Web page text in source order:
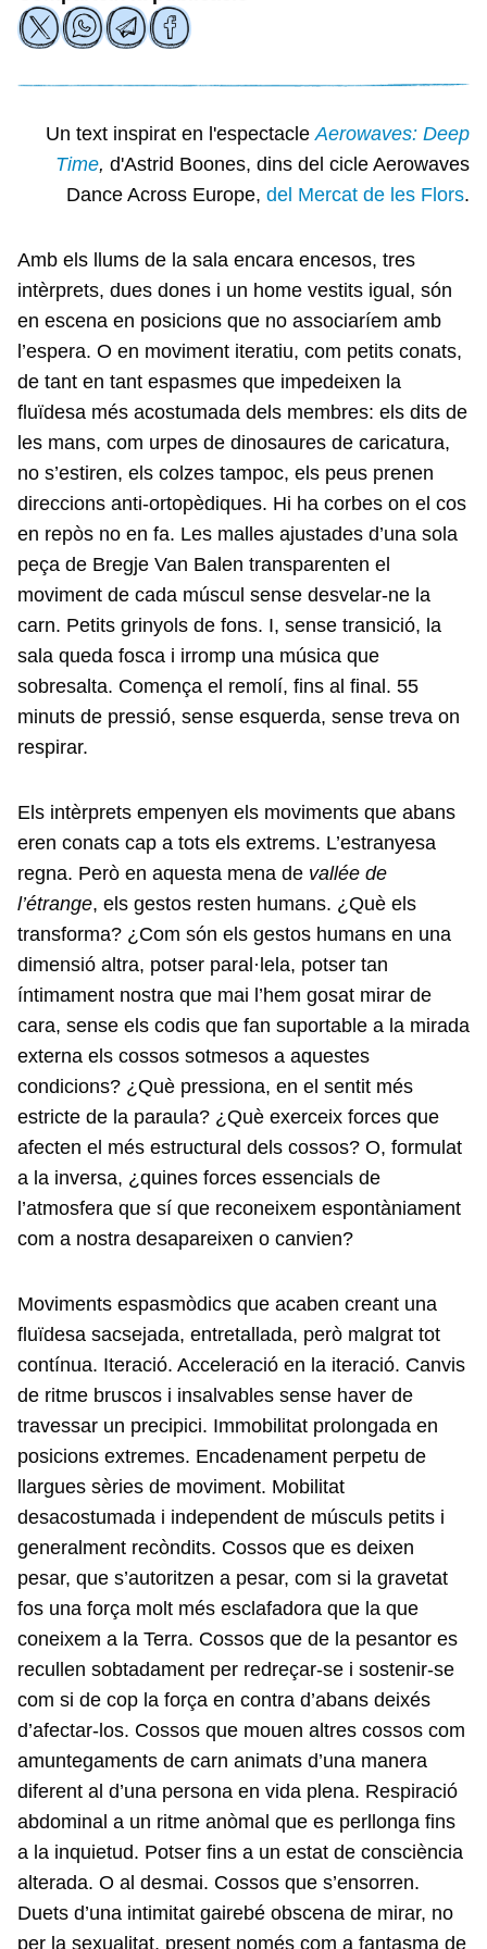
Un text inspirat en l'espectacleAerowaves: Deep
Time, d'Astrid Boones, dins del cicle Aerowaves
Dance Across Europe, del Mercat de les Flors.
Amb els llums de la sala encara encesos, tres
intèrprets, dues dones i un home vestits igual, són
en escena en posicions que no associaríem amb
l’espera. O en moviment iteratiu, com petits conats,
de tant en tant espasmes que impedeixen la
fluïdesa més acostumada dels membres: els dits de
les mans, com urpes de dinosaures de caricatura,
no s’estiren, els colzes tampoc, els peus prenen
direccions anti-ortopèdiques. Hi ha corbes on el cos
en repòs no en fa. Les malles ajustades d’una sola
peça de Bregje Van Balen transparenten el
moviment de cada múscul sense desvelar-ne la
carn. Petits grinyols de fons. I, sense transició, la
sala queda fosca i irromp una música que
sobresalta. Comença el remolí, fins al final. 55
minuts de pressió, sense esquerda, sense treva on
respirar.
Els intèrprets empenyen els moviments que abans
eren conats cap a tots els extrems. L’estranyesa
regna. Però en aquesta mena de vallée de
l’étrange, els gestos resten humans. ¿Què els
transforma? ¿Com són els gestos humans en una
dimensió altra, potser paral·lela, potser tan
íntimament nostra que mai l’hem gosat mirar de
cara, sense els codis que fan suportable a la mirada
externa els cossos sotmesos a aquestes
condicions? ¿Què pressiona, en el sentit més
estricte de la paraula? ¿Què exerceix forces que
afecten el més estructural dels cossos? O, formulat
a la inversa, ¿quines forces essencials de
l’atmosfera que sí que reconeixem espontàniament
com a nostra desapareixen o canvien?
Moviments espasmòdics que acaben creant una
fluïdesa sacsejada, entretallada, però malgrat tot
contínua. Iteració. Acceleració en la iteració. Canvis
de ritme bruscos i insalvables sense haver de
travessar un precipici. Immobilitat prolongada en
posicions extremes. Encadenament perpetu de
llargues sèries de moviment. Mobilitat
desacostumada i independent de músculs petits i
generalment recòndits. Cossos que es deixen
pesar, que s’autoritzen a pesar, com si la gravetat
fos una força molt més esclafadora que la que
coneixem a la Terra. Cossos que de la pesantor es
recullen sobtadament per redreçar-se i sostenir-se
com si de cop la força en contra d’abans deixés
d’afectar-los. Cossos que mouen altres cossos com
amuntegaments de carn animats d’una manera
diferent al d’una persona en vida plena. Respiració
abdominal a un ritme anòmal que es perllonga fins
a la inquietud. Potser fins a un estat de consciència
alterada. O al desmai. Cossos que s’ensorren.
Duets d’una intimitat gairebé obscena de mirar, no
per la sexualitat, present només com a fantasma de